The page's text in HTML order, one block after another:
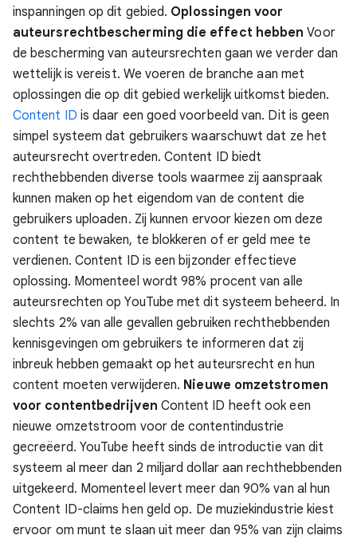
inspanningen op dit gebied. Oplossingen voor
auteursrechtbescherming die effect hebben Voor
de bescherming van auteursrechten gaan we verder dan
wettelijk is vereist. We voeren de branche aan met
oplossingen die op dit gebied werkelijk uitkomst bieden.
Content ID is daar een goed voorbeeld van. Dit is geen
simpel systeem dat gebruikers waarschuwt dat ze het
auteursrecht overtreden. Content ID biedt
rechthebbenden diverse tools waarmee zij aanspraak
kunnen maken op het eigendom van de content die
gebruikers uploaden. Zij kunnen ervoor kiezen om deze
content te bewaken, te blokkeren of er geld mee te
verdienen. Content ID is een bijzonder effectieve
oplossing. Momenteel wordt 98% procent van alle
auteursrechten op YouTube met dit systeem beheerd. In
slechts 2% van alle gevallen gebruiken rechthebbenden
kennisgevingen om gebruikers te informeren dat zij
inbreuk hebben gemaakt op het auteursrecht en hun
content moeten verwijderen. Nieuwe omzetstromen
voor contentbedrijven Content ID heeft ook een
nieuwe omzetstroom voor de contentindustrie
gecreëerd. YouTube heeft sinds de introductie van dit
systeem al meer dan 2 miljard dollar aan rechthebbenden
uitgekeerd. Momenteel levert meer dan 90% van al hun
Content ID-claims hen geld op. De muziekindustrie kiest
ervoor om munt te slaan uit meer dan 95% van zijn claims